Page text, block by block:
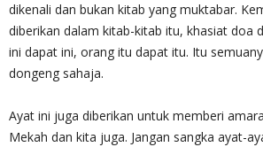
dikenali dan bukan kitab yang muktabar.
diberikan dalam kitab-kitab itu, khasiat doa
ini dapat ini, orang itu dapat itu. Itu
dongeng sahaja.
Ayat ini juga diberikan untuk memberi
Mekah dan kita juga. Jangan sangka ayat-